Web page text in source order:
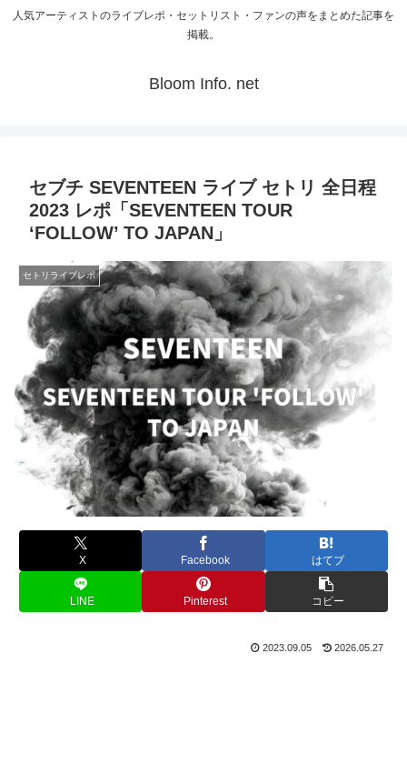
人気アーティストのライブレポ・セットリスト・ファンの声をまとめた記事を
掲載。
Bloom Info. net
セブチ SEVENTEEN ライブ セトリ 全日程
2023 レポ「SEVENTEEN TOUR
‘FOLLOW’ TO JAPAN」
セトリライブレポ
X Facebook はてブ
LINE Pinterest コピー
2023.09.05 2026.05.27